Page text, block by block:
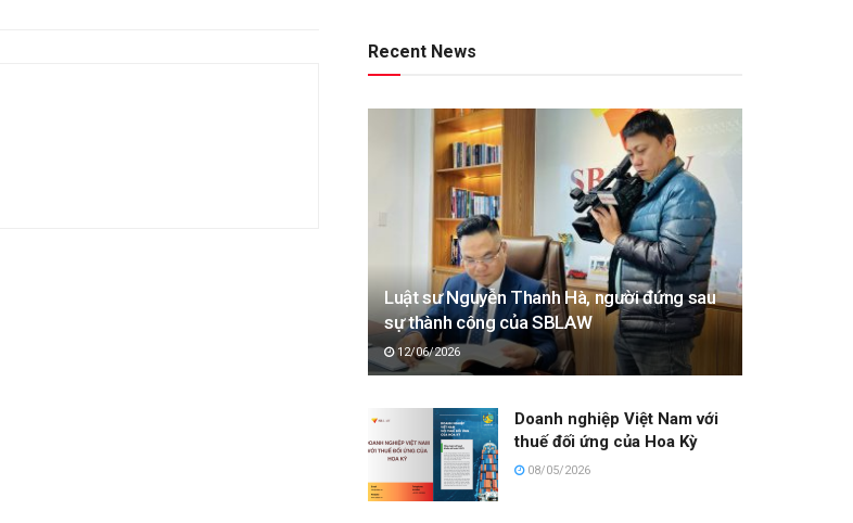
Recent News
Luật sư Nguyễn Thanh Hà, người đứng sau
sự thành công của SBLAW
12/06/2026
Doanh nghiệp Việt Nam với
thuế đối ứng của Hoa Kỳ
08/05/2026